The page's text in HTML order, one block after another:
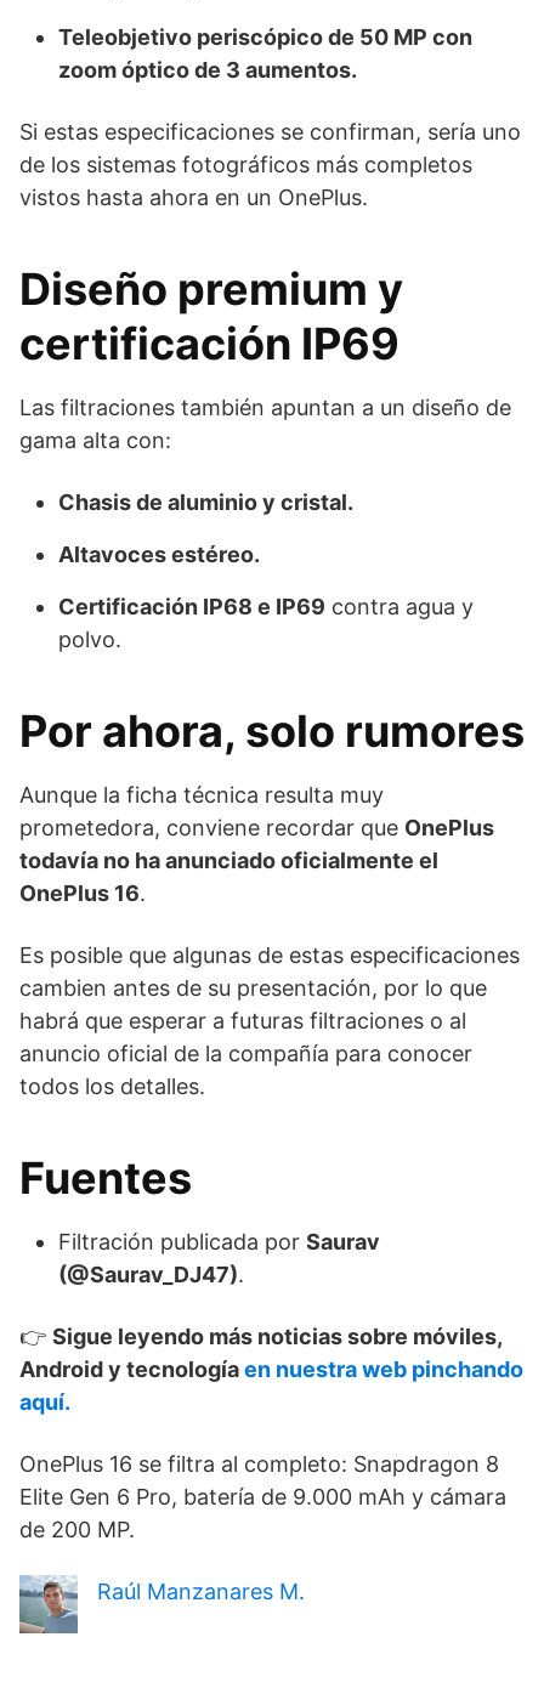
Teleobjetivo periscópico de 50 MP con
zoom óptico de 3 aumentos.
Si estas especificaciones se confirman, sería uno
de los sistemas fotográficos más completos
vistos hasta ahora en un OnePlus.
Diseño premium y
certificación IP69
Las filtraciones también apuntan a un diseño de
gama alta con:
Chasis de aluminio y cristal.
Altavoces estéreo.
Certificación IP68 e IP69 contra agua y
polvo.
Por ahora, solo rumores
Aunque la ficha técnica resulta muy
prometedora, conviene recordar que OnePlus
todavía no ha anunciado oficialmente el
OnePlus 16.
Es posible que algunas de estas especificaciones
cambien antes de su presentación, por lo que
habrá que esperar a futuras filtraciones o al
anuncio oficial de la compañía para conocer
todos los detalles.
Fuentes
Filtración publicada por Saurav
(@Saurav_DJ47).
👉 Sigue leyendo más noticias sobre móviles,
Android y tecnologíaen nuestra web pinchando
aquí.
OnePlus 16 se filtra al completo: Snapdragon 8
Elite Gen 6 Pro, batería de 9.000 mAh y cámara
de 200 MP.
Raúl Manzanares M.